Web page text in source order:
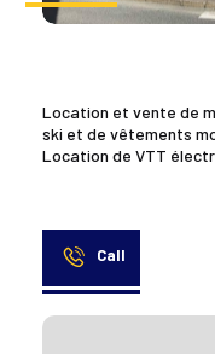
Location et vente de
ski et de vêtements
Location de VTT
Call